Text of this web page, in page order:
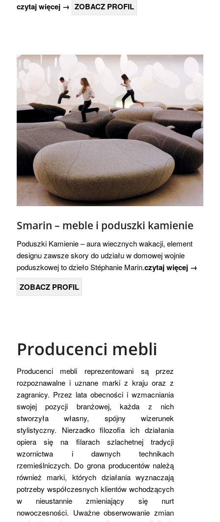
czytaj więcej → ZOBACZ PROFIL
Smarin – meble i poduszki kamienie
Poduszki Kamienie – aura wiecznych wakacji, element
designu zawsze skory do udziału w domowej wojnie
poduszkowej to dzieło Stéphanie Marin.czytaj więcej →
ZOBACZ PROFIL
Producenci mebli
Producenci mebli reprezentowani są przez
rozpoznawalne i uznane marki z kraju oraz z
zagranicy. Przez lata obecności i wzmacniania
swojej pozycji branżowej, każda z nich
stworzyła własny, spójny wizerunek
stylistyczny. Nierzadko filozofia ich działania
opiera się na filarach szlachetnej tradycji
wzornictwa i dawnych technikach
rzemieślniczych. Do grona producentów należą
również marki, których działania wyznaczają
potrzeby współczesnych klientów wchodzących
w nieustannie zmieniający się nurt
nowoczesności. Uważne obserwowanie zmian